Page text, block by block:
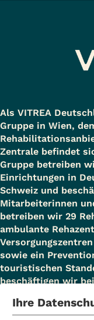
Als VITREA
Gruppe in Wien,
Zentrale befindet
Gruppe betreiben
Einrichtungen in
Schweiz und
Mitarbeiterinnen
betreiben wir 29
ambulante
sowie ein
touristischen
beschäftigen wir
Ihre